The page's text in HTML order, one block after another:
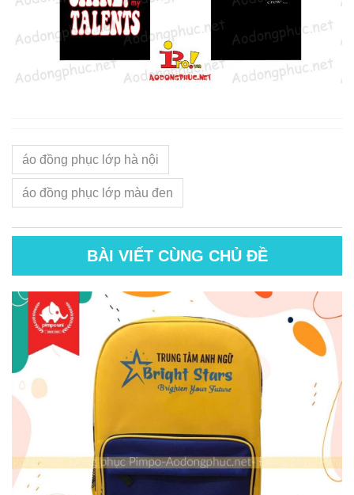
áo đồng phục lớp hà nội
áo đồng phục lớp màu đen
BÀI VIẾT CÙNG CHỦ ĐỀ